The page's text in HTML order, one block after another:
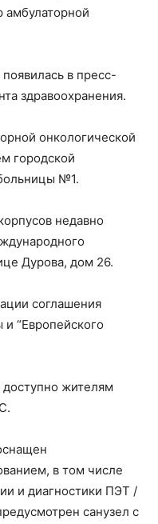
амбулаторной
в пресс-
здравоохранения.
онкологической
городской
№1.
недавно
Дурова, дом 26.
соглашения
“Европейского
жителям
в том числе
и диагностики ПЭТ /
санузел с